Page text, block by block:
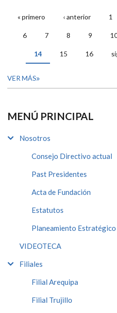
PÁGINAS
« primero ‹ anterior 1
6 7 8 9
14 15 16
VER MÁS
MENÚ PRINCIPAL
Nosotros
Consejo Directivo actual
Past Presidentes
Acta de Fundación
Estatutos
Planeamiento Estratégico
VIDEOTECA
Filiales
Filial Arequipa
Filial Trujillo